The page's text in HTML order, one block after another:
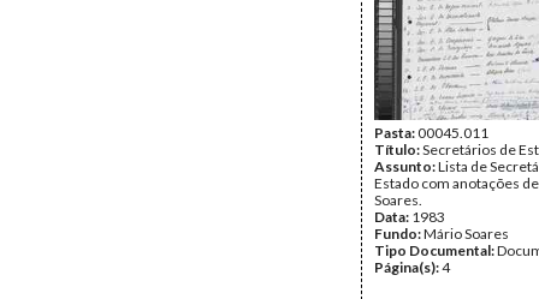
Pasta:00045.011
Título:Secretários de
Assunto:Lista de
Estado com anotações
Soares.
Data: 1983
Fundo:Mário Soares
Tipo Documental:
Página(s):4